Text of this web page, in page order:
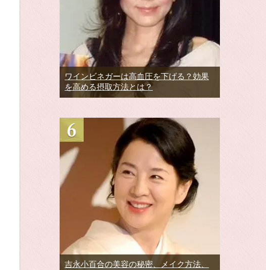
ワインビネガーは高血圧を下げる？効果
を高める摂取方法とは？
吉永小百合の美容の秘密、メイク方法、